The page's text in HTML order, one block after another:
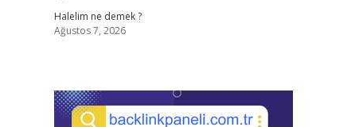
Halelim ne demek ?
Ağustos 7, 2026